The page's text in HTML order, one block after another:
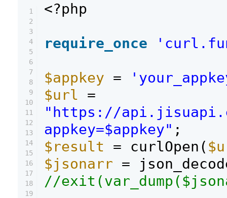
1
2
3
4
5
6
7
8
9
10
11
12
13
14
15
16
17
18
19
<?php
require_once
$appkey =
$url
=
"https://
appkey=$appkey" ;
$result
= curlOpen(
$jsonarr =
//